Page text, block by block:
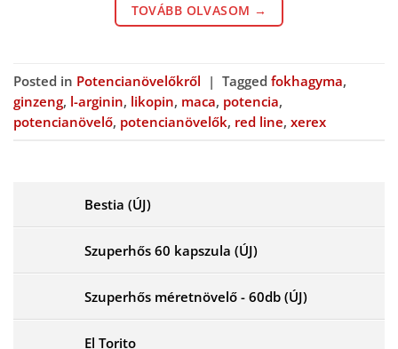
TOVÁBB OLVASOM →
Posted in Potencianövelőkről | Tagged fokhagyma,
ginzeng, l-arginin, likopin, maca, potencia,
potencianövelő, potencianövelők, red line, xerex
Bestia (ÚJ)
Szuperhős 60 kapszula (ÚJ)
Szuperhős méretnövelő - 60db (ÚJ)
El Torito